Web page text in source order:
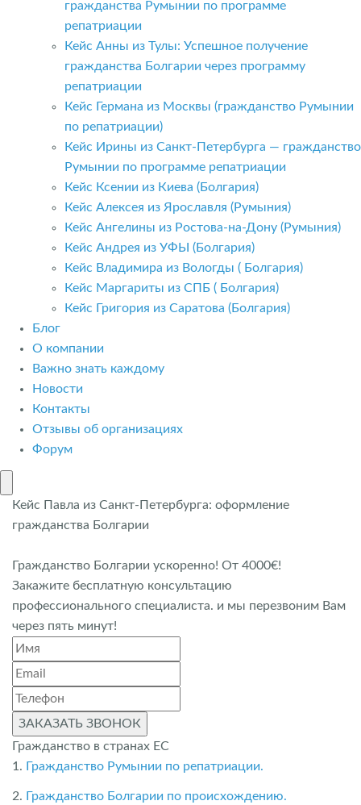
гражданства Румынии по программе
репатриации
Кейс Анны из Тулы: Успешное получение
гражданства Болгарии через программу
репатриации
Кейс Германа из Москвы (гражданство Румынии
по репатриации)
Кейс Ирины из Санкт-Петербурга — гражданство
Румынии по программе репатриации
Кейс Ксении из Киева (Болгария)
Кейс Алексея из Ярославля (Румыния)
Кейс Ангелины из Ростова-на-Дону (Румыния)
Кейс Андрея из УФЫ (Болгария)
Кейс Владимира из Вологды ( Болгария)
Кейс Маргариты из СПБ ( Болгария)
Кейс Григория из Саратова (Болгария)
Блог
О компании
Важно знать каждому
Новости
Контакты
Отзывы об организациях
Форум
Кейс Павла из Санкт-Петербурга: оформление
гражданства Болгарии
Гражданство Болгарии ускоренно! От 4000€!
Закажите бесплатную консультацию
профессионального специалиста. и мы перезвоним Вам
через пять минут!
ЗАКАЗАТЬ ЗВОНОК
Гражданство в странах ЕС
1. Гражданство Румынии по репатриации.
2. Гражданство Болгарии по происхождению.